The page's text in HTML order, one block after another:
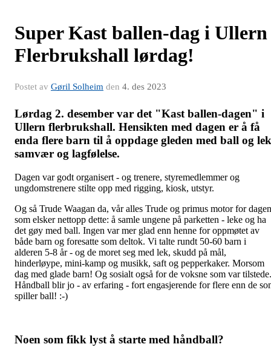
Super Kast ballen-dag i Ullern
Flerbrukshall lørdag!
Postet av Gøril Solheim den 4. des 2023
Lørdag 2. desember var det "Kast ballen-dagen" i
Ullern flerbrukshall. Hensikten med dagen er å få
enda flere barn til å oppdage gleden med ball og
samvær og lagfølelse.
Dagen var godt organisert - og trenere, styremedlemmer og
ungdomstrenere stilte opp med rigging, kiosk, utstyr.
Og så Trude Waagan da, vår alles Trude og primus motor for
som elsker nettopp dette: å samle ungene på parketten - leke og ha
det gøy med ball. Ingen var mer glad enn henne for oppmøtet av
både barn og foresatte som deltok. Vi talte rundt 50-60 barn i
alderen 5-8 år - og de moret seg med lek, skudd på mål,
hinderløype, mini-kamp og musikk, saft og pepperkaker. Morsom
dag med glade barn! Og sosialt også for de voksne som var tilstede.
Håndball blir jo - av erfaring - fort engasjerende for flere enn de
spiller ball! :-)
Noen som fikk lyst å starte med håndball?